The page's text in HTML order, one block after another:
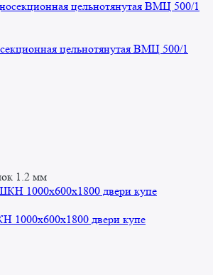
цельнотянутая ВМЦ 500/1
1.2 мм
двери купе